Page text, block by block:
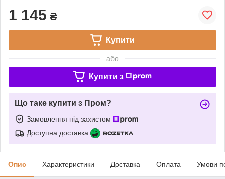
1 145 ₴
Купити
або
Купити з
Що таке купити з Пром?
Замовлення під захистом
Доступна доставка
Опис Характеристики Доставка Оплата Умови